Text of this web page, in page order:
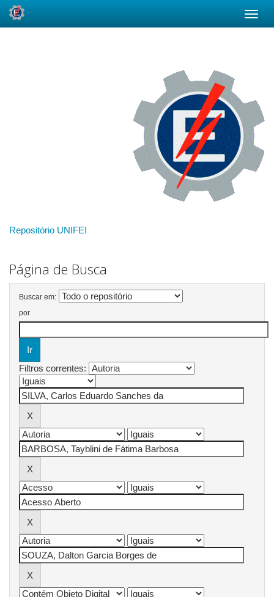
Repositório UNIFEI
Página de Busca
Buscar em:
por
Filtros correntes: